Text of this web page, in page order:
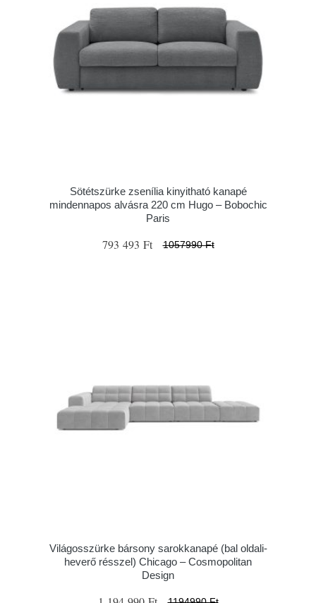
Sötétszürke zsenília kinyitható kanapé
mindennapos alvásra 220 cm Hugo – Bobochic
Paris
793 493 Ft 1057990 Ft
Világosszürke bársony sarokkanapé (bal oldali-
heverő résszel) Chicago – Cosmopolitan
Design